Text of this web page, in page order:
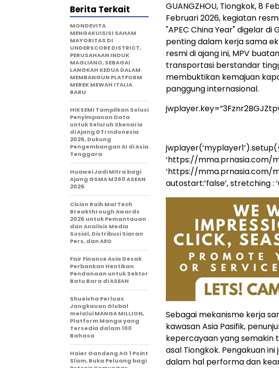
GUANGZHOU, Tiongkok, 8
Februari 2026, kegiatan
"APEC China Year" digelar
penting dalam kerja sama
resmi di ajang ini, MPV
transportasi berstandar
membuktikan kemajuan
panggung internasional.
‘https://mma.prnasia.com/
‘https://mma.prnasia.com/
autostart:’false’, stretching :
Sebagai mekanisme kerja
kawasan Asia Pasifik,
kepercayaan yang
asal Tiongkok. Pengakuan
dalam hal performa dan
Berita Terkait
MONDEVITA
MENGAKUISISI SAHAM
MAYORITAS DI
UNDERSCORE DISTRICT,
PERUSAHAAN INDUK
MAGLIANO, SEBAGAI
LANGKAH KEDUA DALAM
MEMBANGUN PLATFORM
MEREK MEWAH ITALIA
BARU
HIKSEMI Tampilkan Solusi
Penyimpanan Data
untuk Seluruh Skenario
di Ajang DTI Indonesia
2026, Dukung
Pengembangan AI di Asia
Tenggara
Huawei Jadi Mitra bagi
Ajang GSMA M360 ASEAN
2026
Cision Raih MarTech
Breakthrough Awards
2026 untuk Pemantauan
dan Analisis Media
Sosial, Distribusi Siaran
Pers, dan AEO
Fair Finance Asia Desak
Perbankan Hentikan
Pendanaan untuk Sektor
Batu Bara di ASEAN
Shueisha Perluas
Jangkauan Global
melalui MANGA MILLION,
Platform Manga yang
Tersedia dalam 100
Bahasa
Haier Gandeng AO 1 Point
Slam, Buka Peluang bagi